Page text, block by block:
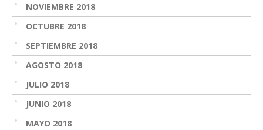
NOVIEMBRE 2018
OCTUBRE 2018
SEPTIEMBRE 2018
AGOSTO 2018
JULIO 2018
JUNIO 2018
MAYO 2018